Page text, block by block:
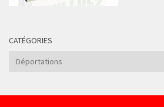
CATÉGORIES
Catégories